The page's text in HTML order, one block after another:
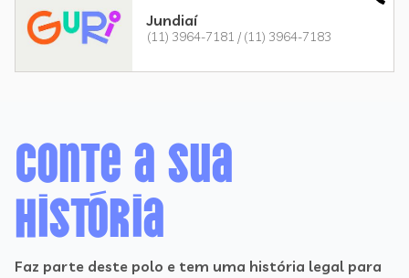
Jundiaí
(11) 3964-7181 / (11) 3964-7183
Conte a sua
história
Faz parte deste polo e tem uma história legal para